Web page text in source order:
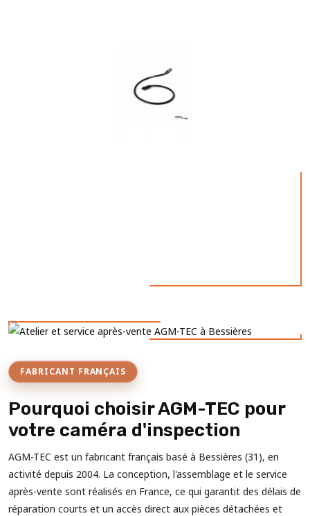
FABRICANT FRANÇAIS
Pourquoi choisir AGM-TEC pour
votre caméra d'inspection
AGM-TEC est un fabricant français basé à Bessières (31), en
activité depuis 2004. La conception, l'assemblage et le service
après-vente sont réalisés en France, ce qui garantit des délais de
réparation courts et un accès direct aux pièces détachées et